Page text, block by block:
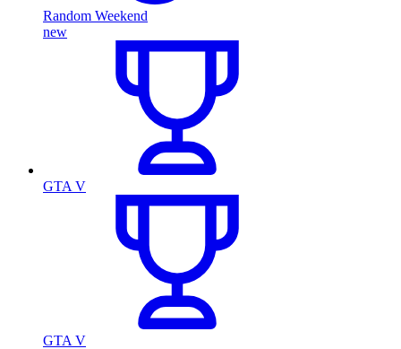
Random Weekend
new
GTA V
GTA V